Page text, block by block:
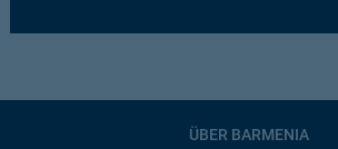
ÜBER BARMENIA